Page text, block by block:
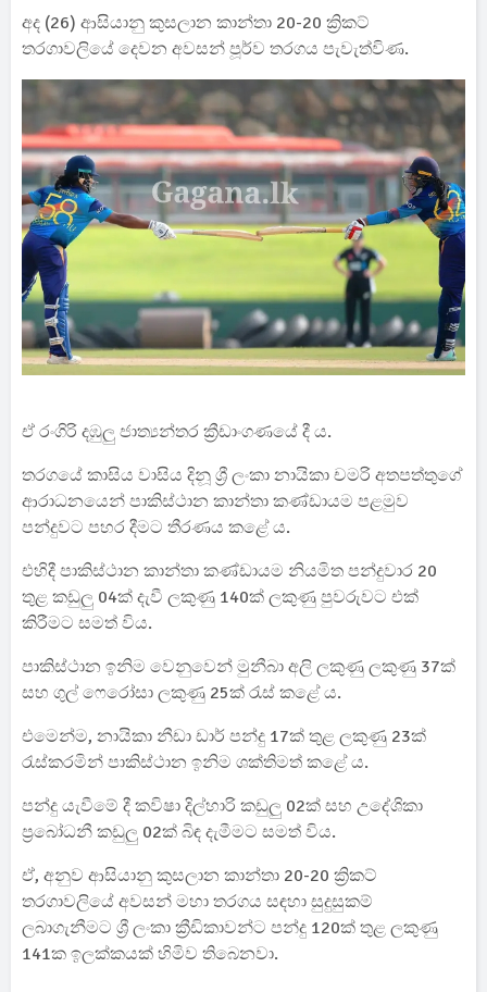
අද (26) ආසියානු කුසලාන කාන්තා 20-20 ක්‍රිකට්
තරගාවලියේ දෙවන අවසන් පූර්ව තරගය පැවැත්විණ.
ඒ රංගිරි දඹුලු ජාත්‍යන්තර ක්‍රීඩාංගණයේ දී ය.
තරගයේ කාසිය වාසිය දිනූ ශ්‍රී ලංකා නායිකා චමරි අතපත්තුගේ
ආරාධනයෙන් පාකිස්ථාන කාන්තා කණ්ඩායම පළමුව
පන්දුවට පහර දීමට තීරණය කළේ ය.
එහිදී පාකිස්ථාන කාන්තා කණ්ඩායම නියමිත පන්දුවාර 20
තුළ කඩුලු 04ක් දැවී ලකුණු 140ක් ලකුණු පුවරුවට එක්
කිරීමට සමත් විය.
පාකිස්ථාන ඉනිම වෙනුවෙන් මුනීබා අලි ලකුණු ලකුණු 37ක්
සහ ගුල් ෆෙරෝසා ලකුණු 25ක් රැස් කළේ ය.
එමෙන්ම, නායිකා නීඩා ඩාර් පන්දු 17ක් තුළ ලකුණු 23ක්
රැස්කරමින් පාකිස්ථාන ඉනිම ශක්තිමත් කළේ ය.
පන්දු යැවීමේ දී කවිෂා දිල්හාරි කඩුලු 02ක් සහ උදේශිකා
ප්‍රබෝධනී කඩුලු 02ක් බිඳ දැමීමට සමත් විය.
ඒ, අනුව ආසියානු කුසලාන කාන්තා 20-20 ක්‍රිකට්
තරගාවලියේ අවසන් මහා තරගය සඳහා සුදුසුකම්
ලබාගැනීමට ශ්‍රී ලංකා ක්‍රීඩිකාවන්ට පන්දු 120ක් තුළ ලකුණු
141ක ඉලක්කයක් හිමිව තිබෙනවා.